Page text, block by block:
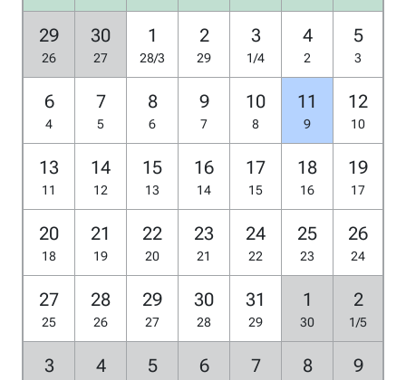
29
26
30
27
1
28/3
2
29
3
1/4
4
2
5
3
6
4
7
5
8
6
9
7
10
8
11
9
12
10
13
11
14
12
15
13
16
14
17
15
18
16
19
17
20
18
21
19
22
20
23
21
24
22
25
23
26
24
27
25
28
26
29
27
30
28
31
29
1
30
2
1/5
3 4 5 6 7 8 9